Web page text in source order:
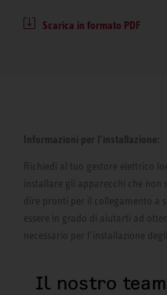
Scarica in formato PDF
Informazioni per l’installazione:
Richiedi al tuo gestore elettrico
installare gli apparecchi che
dire pronti per il collegamento a
essere in grado di aiutarti ad
necessario per l’installazione
Il nostro